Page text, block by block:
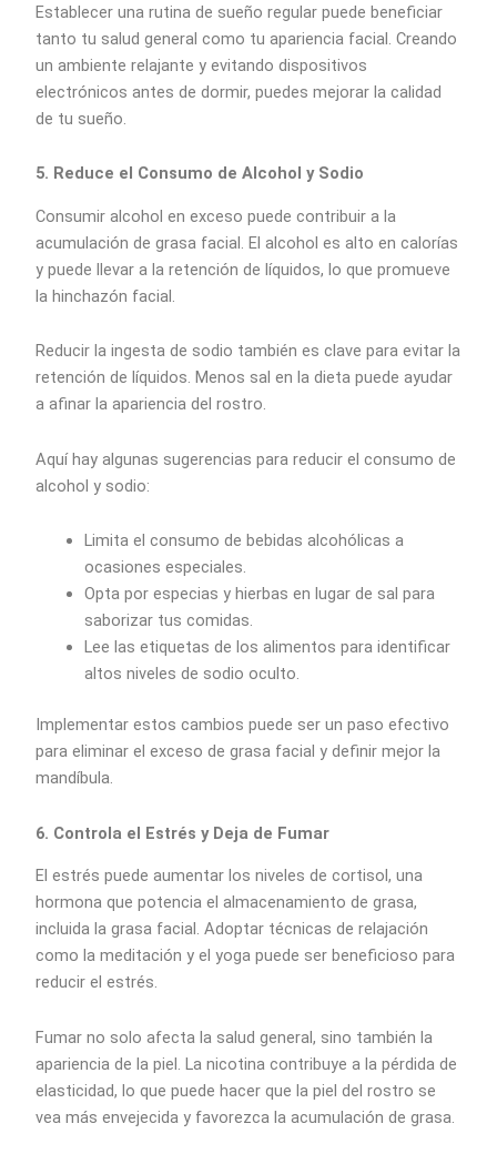
Establecer una rutina de sueño regular puede beneficiar
tanto tu salud general como tu apariencia facial. Creando
un ambiente relajante y evitando dispositivos
electrónicos antes de dormir, puedes mejorar la calidad
de tu sueño.
5. Reduce el Consumo de Alcohol y Sodio
Consumir alcohol en exceso puede contribuir a la
acumulación de grasa facial. El alcohol es alto en calorías
y puede llevar a la retención de líquidos, lo que promueve
la hinchazón facial.
Reducir la ingesta de sodio también es clave para evitar la
retención de líquidos. Menos sal en la dieta puede ayudar
a afinar la apariencia del rostro.
Aquí hay algunas sugerencias para reducir el consumo de
alcohol y sodio:
Limita el consumo de bebidas alcohólicas a
ocasiones especiales.
Opta por especias y hierbas en lugar de sal para
saborizar tus comidas.
Lee las etiquetas de los alimentos para identificar
altos niveles de sodio oculto.
Implementar estos cambios puede ser un paso efectivo
para eliminar el exceso de grasa facial y definir mejor la
mandíbula.
6. Controla el Estrés y Deja de Fumar
El estrés puede aumentar los niveles de cortisol, una
hormona que potencia el almacenamiento de grasa,
incluida la grasa facial. Adoptar técnicas de relajación
como la meditación y el yoga puede ser beneficioso para
reducir el estrés.
Fumar no solo afecta la salud general, sino también la
apariencia de la piel. La nicotina contribuye a la pérdida de
elasticidad, lo que puede hacer que la piel del rostro se
vea más envejecida y favorezca la acumulación de grasa.